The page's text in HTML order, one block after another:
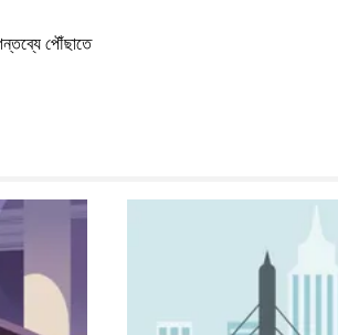
পৌঁছাতে